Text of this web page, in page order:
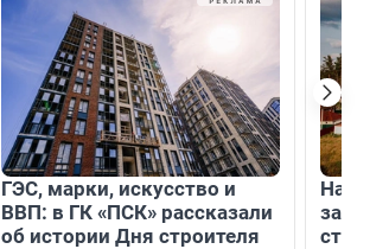
ГЭС, марки, искусство и
ВВП: в ГК «ПСК» рассказали
об истории Дня строителя
На